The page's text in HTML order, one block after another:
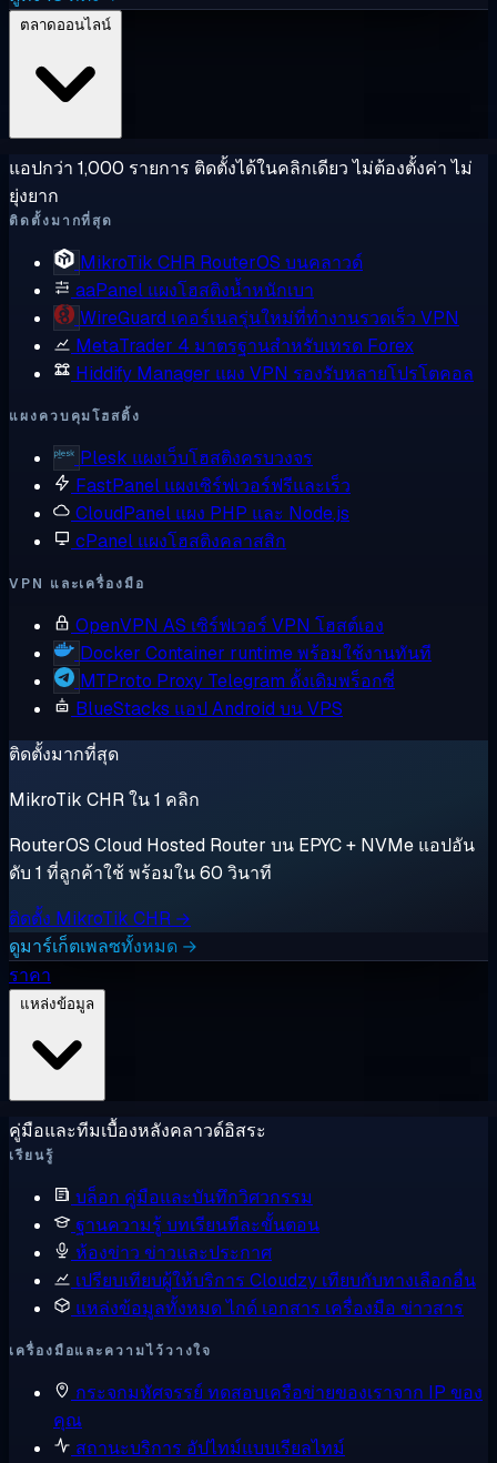
แอปกว่า 1,000 รายการ ติดตั้งได้ในคลิกเดียว ไม่ต้องตั้งค่า ไม่
ยุ่งยาก
ติดตั้งมากที่สุด
MikroTik CHR RouterOS บนคลาวด์
aaPanel แผงโฮสติงน้ำหนักเบา
WireGuard เคอร์เนลรุ่นใหม่ที่ทำงานรวดเร็ว VPN
MetaTrader 4 มาตรฐานสำหรับเทรด Forex
Hiddify Manager แผง VPN รองรับหลายโปรโตคอล
แผงควบคุมโฮสติ้ง
Plesk แผงเว็บโฮสติงครบวงจร
FastPanel แผงเซิร์ฟเวอร์ฟรีและเร็ว
CloudPanel แผง PHP และ Node.js
cPanel แผงโฮสติงคลาสสิก
VPN และเครื่องมือ
OpenVPN AS เซิร์ฟเวอร์ VPN โฮสต์เอง
Docker Container runtime พร้อมใช้งานทันที
MTProto Proxy Telegram ดั้งเดิมพร็อกซี่
BlueStacks แอป Android บน VPS
ติดตั้งมากที่สุด
MikroTik CHR ใน 1 คลิก
RouterOS Cloud Hosted Router บน EPYC + NVMe แอปอัน
ดับ 1 ที่ลูกค้าใช้ พร้อมใน 60 วินาที
ติดตั้ง MikroTik CHR →
ดูมาร์เก็ตเพลซทั้งหมด →
ราคา
คู่มือและทีมเบื้องหลังคลาวด์อิสระ
เรียนรู้
บล็อก คู่มือและบันทึกวิศวกรรม
ฐานความรู้ บทเรียนทีละขั้นตอน
ห้องข่าว ข่าวและประกาศ
เปรียบเทียบผู้ให้บริการ Cloudzy เทียบกับทางเลือกอื่น
แหล่งข้อมูลทั้งหมดไกด์ เอกสาร เครื่องมือ ข่าวสาร
เครื่องมือและความไว้วางใจ
กระจกมหัศจรรย์ ทดสอบเครือข่ายของเราจาก IP ของ
คุณ
สถานะบริการ อัปไทม์แบบเรียลไทม์